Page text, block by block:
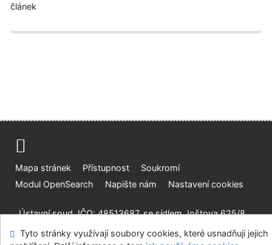
článek
Mapa stránek Přístupnost
Soukromí
Modul OpenSearch
Napište nám Nastavení cookies
Ústavní soud, IČO: 48513687, se sídlem Joštova 625/8,
Tyto stránky využívají soubory cookies, které usnadňují jejich